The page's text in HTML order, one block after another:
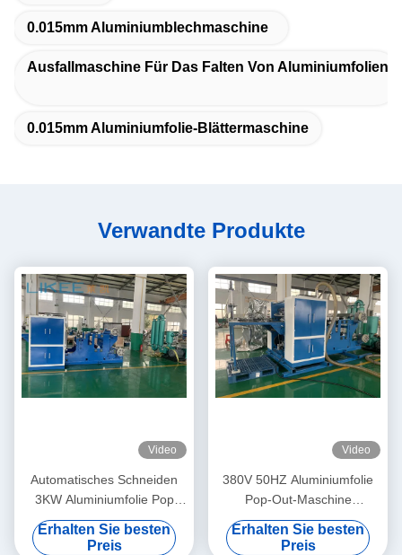
0.015mm Aluminiumblechmaschine
Ausfallmaschine Für Das Falten Von Aluminiumfolien
0.015mm Aluminiumfolie-Blättermaschine
Verwandte Produkte
Video
Automatisches Schneiden
3KW Aluminiumfolie Pop
Out-Maschine
Einstellgeschwindigkeit
Erhalten Sie besten
Preis
Video
380V 50HZ Aluminiumfolie
Pop-Out-Maschine
vollautomatisch
Erhalten Sie besten
Preis